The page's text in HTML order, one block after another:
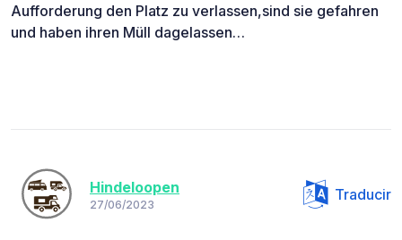
Aufforderung den Platz zu verlassen,sind sie gefahren
und haben ihren Müll dagelassen…
Hindeloopen
27/06/2023
Traducir